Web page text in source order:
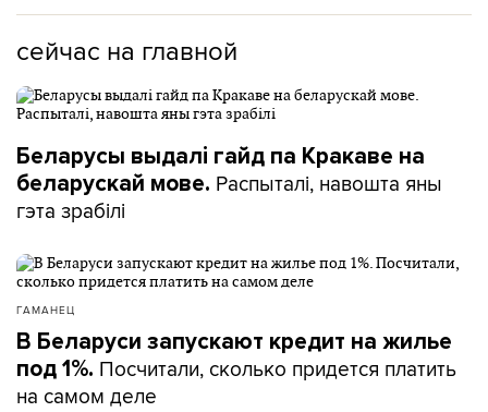
сейчас на главной
Беларусы выдалі гайд па Кракаве на
беларускай мове. Распыталі, навошта яны
гэта зрабілі
ГАМАНЕЦ
В Беларуси запускают кредит на жилье
под 1%. Посчитали, сколько придется платить
на самом деле